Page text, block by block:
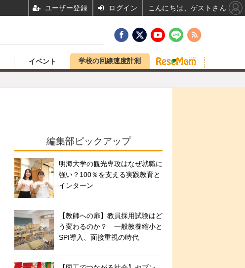
イベント 学校の回線速度計測
編集部ピックアップ
明海大学の観光専攻はなぜ就職に
強い？100％を支える実践教育と
インターン
【教師への扉】教員採用試験はど
う変わるのか？ 一般教養縮小と
SPI導入、面接重視の時代
ユーザー登録 ログイン こんにちは、ゲストさん